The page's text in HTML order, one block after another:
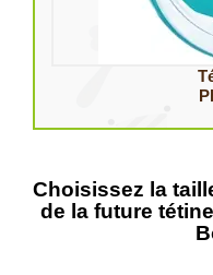
Choisissez la
de la future